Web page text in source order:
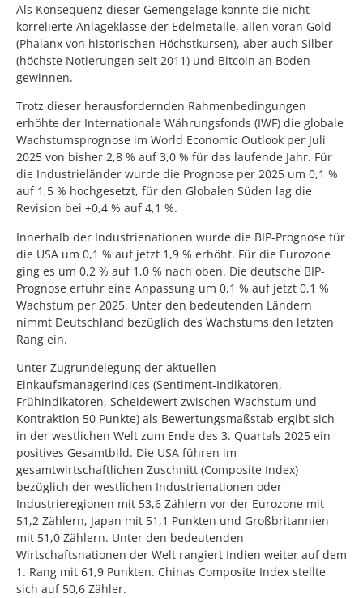
Als Konsequenz dieser Gemengelage konnte die nicht
korrelierte Anlageklasse der Edelmetalle, allen voran Gold
(Phalanx von historischen Höchstkursen), aber auch Silber
(höchste Notierungen seit 2011) und Bitcoin an Boden
gewinnen.
Trotz dieser herausfordernden Rahmenbedingungen
erhöhte der Internationale Währungsfonds (IWF) die globale
Wachstumsprognose im World Economic Outlook per Juli
2025 von bisher 2,8 % auf 3,0 % für das laufende Jahr. Für
die Industrieländer wurde die Prognose per 2025 um 0,1 %
auf 1,5 % hochgesetzt, für den Globalen Süden lag die
Revision bei +0,4 % auf 4,1 %.
Innerhalb der Industrienationen wurde die BIP-Prognose für
die USA um 0,1 % auf jetzt 1,9 % erhöht. Für die Eurozone
ging es um 0,2 % auf 1,0 % nach oben. Die deutsche BIP-
Prognose erfuhr eine Anpassung um 0,1 % auf jetzt 0,1 %
Wachstum per 2025. Unter den bedeutenden Ländern
nimmt Deutschland bezüglich des Wachstums den letzten
Rang ein.
Unter Zugrundelegung der aktuellen
Einkaufsmanagerindices (Sentiment-Indikatoren,
Frühindikatoren, Scheidewert zwischen Wachstum und
Kontraktion 50 Punkte) als Bewertungsmaßstab ergibt sich
in der westlichen Welt zum Ende des 3. Quartals 2025 ein
positives Gesamtbild. Die USA führen im
gesamtwirtschaftlichen Zuschnitt (Composite Index)
bezüglich der westlichen Industrienationen oder
Industrieregionen mit 53,6 Zählern vor der Eurozone mit
51,2 Zählern, Japan mit 51,1 Punkten und Großbritannien
mit 51,0 Zählern. Unter den bedeutenden
Wirtschaftsnationen der Welt rangiert Indien weiter auf dem
1. Rang mit 61,9 Punkten. Chinas Composite Index stellte
sich auf 50,6 Zähler.